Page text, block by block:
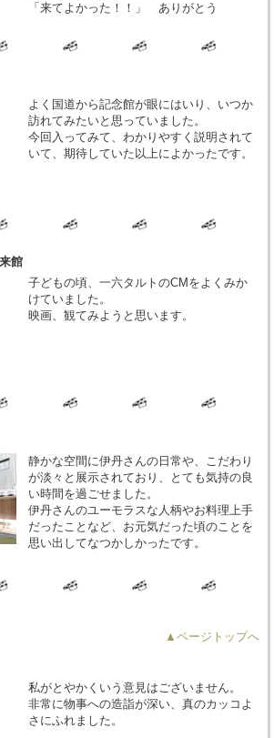
「来てよかった！！」 ありがとう
よく国道から記念館が眼にはいり、いつか
訪れてみたいと思っていました。
今回入ってみて、わかりやすく説明されて
いて、期待していた以上によかったです。
館
子どもの頃、一六タルトのCMをよくみか
けていました。
映画、観てみようと思います。
静かな空間に伊丹さんの日常や、こだわり
が淡々と展示されており、とても気持の良
い時間を過ごせました。
伊丹さんのユーモラスな人柄やお料理上手
だったことなど、お元気だった頃のことを
思い出してなつかしかったです。
▲ページトップへ
私がとやかくいう意見はございません。
非常に物事への造詣が深い、真のカッコよ
さにふれました。